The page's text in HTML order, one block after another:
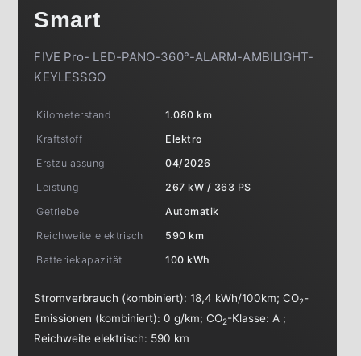
Smart
FIVE Pro- LED-PANO-360°-ALARM-AMBILIGHT-
KEYLESSGO
Kilometerstand
1.080 km
Kraftstoff
Elektro
Erstzulassung
04/2026
Leistung
267 kW / 363 PS
Getriebe
Automatik
Reichweite elektrisch
590 km
Batteriekapazität
100 kWh
Stromverbrauch (kombiniert):18,4 kWh/100km;CO2-
Emissionen (kombiniert):0 g/km;CO2-Klasse:A ;
Reichweite elektrisch: 590 km